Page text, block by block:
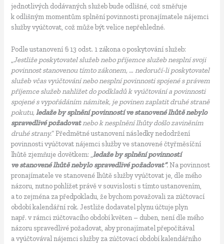
jednotlivých dodávaných služeb bude odlišné, což směřuje
k odlišným momentům splnění povinnosti pronajímatele nájemci
služby vyúčtovat, což může být velice nepřehledné.
Podle ustanovení § 13 odst. 1 zákona o poskytování služeb:
„Jestliže poskytovatel služeb nebo příjemce služeb nesplní svoji
povinnost stanovenou tímto zákonem, … nedoručí-li poskytovatel
služeb včas vyúčtování nebo nesplní povinnosti spojené s právem
příjemce služeb nahlížet do podkladů k vyúčtování a povinnosti
spojené s vypořádáním námitek, je povinen zaplatit druhé straně
pokutu,ledaže by splnění povinností ve stanovené lhůtě nebylo
spravedlivé požadovatnebo k nesplnění lhůty došlo zaviněním
druhé strany.“ Předmětné ustanovení následky nedodržení
povinnosti vyúčtovat nájemci služby ve stanovené čtyřměsíční
lhůtě zjemňuje dovětkem: „ledaže by splnění povinností
ve stanovené lhůtě nebylo spravedlivé požadovat“.Na povinnost
pronajímatele ve stanovené lhůtě služby vyúčtovat je, dle mého
názoru, nutno pohlížet právě v souvislosti s tímto ustanovením,
a to zejména za předpokladu, že bychom považovali za zúčtovací
období kalendářní rok. Jestliže dodavatel plynu účtuje plyn
např. v rámci zúčtovacího období květen – duben, není dle mého
názoru spravedlivé požadovat, aby pronajímatel přepočítával
a vyúčtovával nájemci služby za zúčtovací období kalendářního